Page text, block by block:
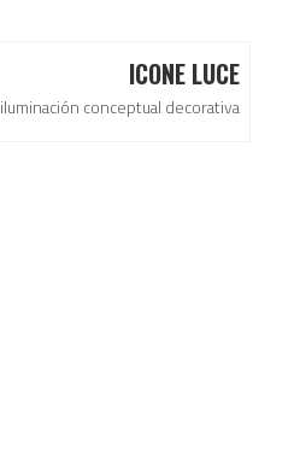
ICONE LUCE
iluminación conceptual decorativa